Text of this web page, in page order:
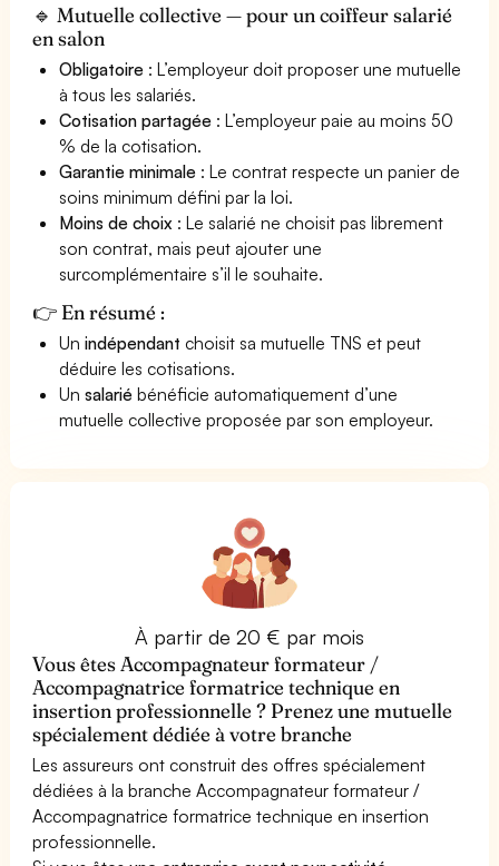
🔹 Mutuelle collective — pour un coiffeur salarié
en salon
Obligatoire : L’employeur doit proposer une mutuelle
à tous les salariés.
Cotisation partagée : L’employeur paie au moins 50
% de la cotisation.
Garantie minimale : Le contrat respecte un panier de
soins minimum défini par la loi.
Moins de choix : Le salarié ne choisit pas librement
son contrat, mais peut ajouter une
surcomplémentaire s’il le souhaite.
👉 En résumé :
Unindépendant choisit sa mutuelle TNS et peut
déduire les cotisations.
Unsalarié bénéficie automatiquement d’une
mutuelle collective proposée par son employeur.
À partir de 20 € par mois
Vous êtes Accompagnateur formateur /
Accompagnatrice formatrice technique en
insertion professionnelle ? Prenez une mutuelle
spécialement dédiée à votre branche
Les assureurs ont construit des offres spécialement
dédiées à la branche Accompagnateur formateur /
Accompagnatrice formatrice technique en insertion
professionnelle.